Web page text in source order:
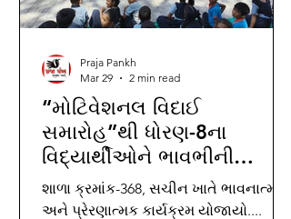
“મોટિવેશનલ વિદાઈ
સમારોહ”થી ધોરણ-8ના
વિદ્યાર્થીઓને ભાવભીની
વિદાય....
શાળા ક્રમાંક-368, સચીન ખાતે ભાવનાત્મક
અને પ્રેરણાત્મક કાર્યક્રમ યોજાયો....
Praja Pankh
Mar 29
2 min read